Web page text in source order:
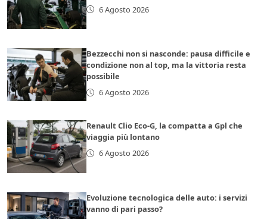
6 Agosto 2026
Bezzecchi non si nasconde: pausa difficile e
condizione non al top, ma la vittoria resta
possibile
6 Agosto 2026
Renault Clio Eco-G, la compatta a Gpl che
viaggia più lontano
6 Agosto 2026
Evoluzione tecnologica delle auto: i servizi
vanno di pari passo?